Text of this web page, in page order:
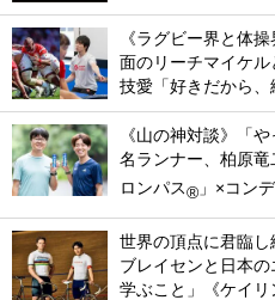
《ラグビー界と体
面のリーチマイケ
技愛「好きだから、
《山の神対談》「
名ランナー、柏原
ロンパス® 」×コン
世界の頂点に君臨
ブレイセンと日本
学ぶこと」《ケイリ